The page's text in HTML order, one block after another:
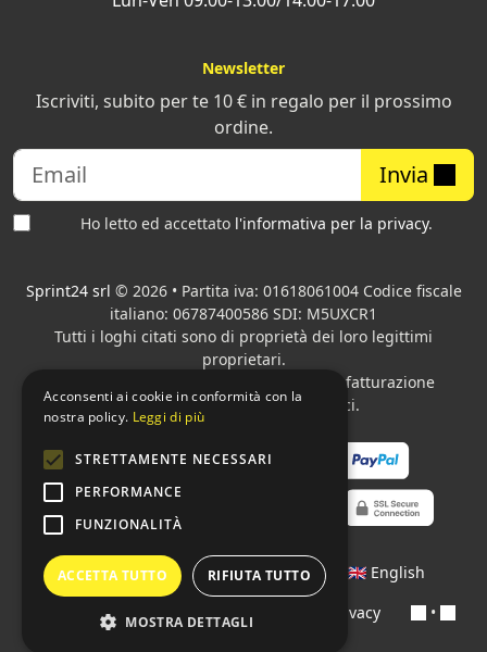
Newsletter
Iscriviti, subito per te 10 € in regalo per il prossimo
ordine.
Invia
Ho letto ed accettato l'informativa per la privacy.
Sprint24 srl © 2026 • Partita iva: 01618061004 Codice fiscale
italiano: 06787400586 SDI: M5UXCR1
Tutti i loghi citati sono di proprietà dei loro legittimi
proprietari.
adibita alla fatturazione
elettronica per gli Enti pubblici.
Lingue: 🇮🇹 Italiano • 🇫🇷 Français
🇬🇧 English
• Condizioni di pagamento Privacy •
Acconsenti ai cookie in conformità con la
nostra policy. Leggi di più
STRETTAMENTE NECESSARI
PERFORMANCE
FUNZIONALITÀ
ACCETTA TUTTO RIFIUTA TUTTO
MOSTRA DETTAGLI